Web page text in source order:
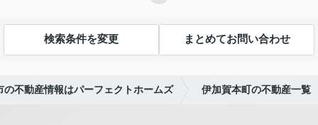
検索条件を変更 まとめてお問い合わせ
の不動産情報はパーフェクトホームズ 伊加賀本町の不動産一覧